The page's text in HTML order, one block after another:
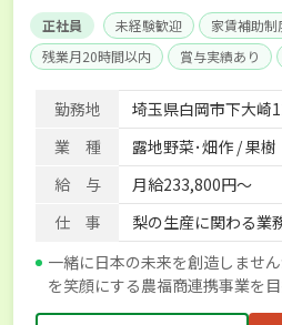
正社員 未経験歓迎
家賃補助制
残業月20時間以内
賞与実績あり
社会保険完備
勤務地
埼玉県白岡市下大崎
業 種
露地野菜･畑作 / 果樹
給 与
月給233,800円～
仕 事
梨の生産に関わる業
一緒に日本の未来を創造しませ
を笑顔にする農福商連携事業を目